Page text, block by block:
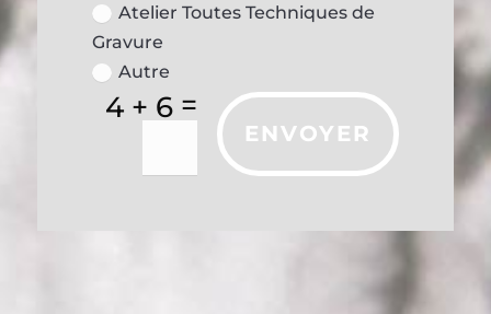
Atelier Toutes Techniques de
Gravure
Autre
4 + 6 =
ENVOYER